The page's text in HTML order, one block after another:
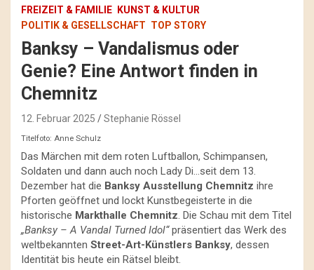
FREIZEIT & FAMILIE
KUNST & KULTUR
POLITIK & GESELLSCHAFT TOP STORY
Banksy – Vandalismus oder
Genie? Eine Antwort finden in
Chemnitz
12. Februar 2025 Stephanie Rössel
Titelfoto: Anne Schulz
Das Märchen mit dem roten Luftballon, Schimpansen,
Soldaten und dann auch noch Lady Di…seit dem 13.
Dezember hat die Banksy Ausstellung Chemnitz ihre
Pforten geöffnet und lockt Kunstbegeisterte in die
historische Markthalle Chemnitz. Die Schau mit dem Titel
„Banksy – A Vandal Turned Idol“präsentiert das Werk des
weltbekannten Street-Art-Künstlers Banksy, dessen
Identität bis heute ein Rätsel bleibt.